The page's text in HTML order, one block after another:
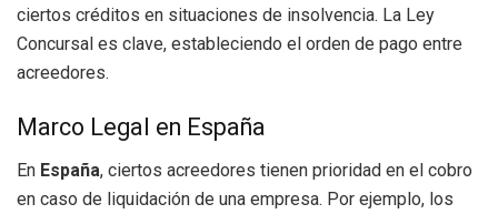
ciertos créditos en situaciones de insolvencia. La Ley
Concursal es clave, estableciendo el orden de pago entre
acreedores.
Marco Legal en España
En España, ciertos acreedores tienen prioridad en el cobro
en caso de liquidación de una empresa. Por ejemplo, los